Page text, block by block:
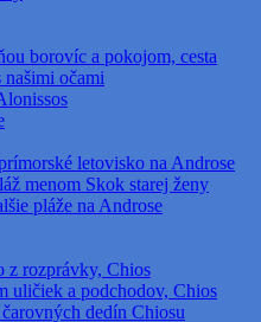
borovíc a pokojom, cesta
očami
letovisko na Androse
menom Skok starej ženy
pláže na Androse
z rozprávky, Chios
uličiek a podchodov, Chios
dedín Chiosu